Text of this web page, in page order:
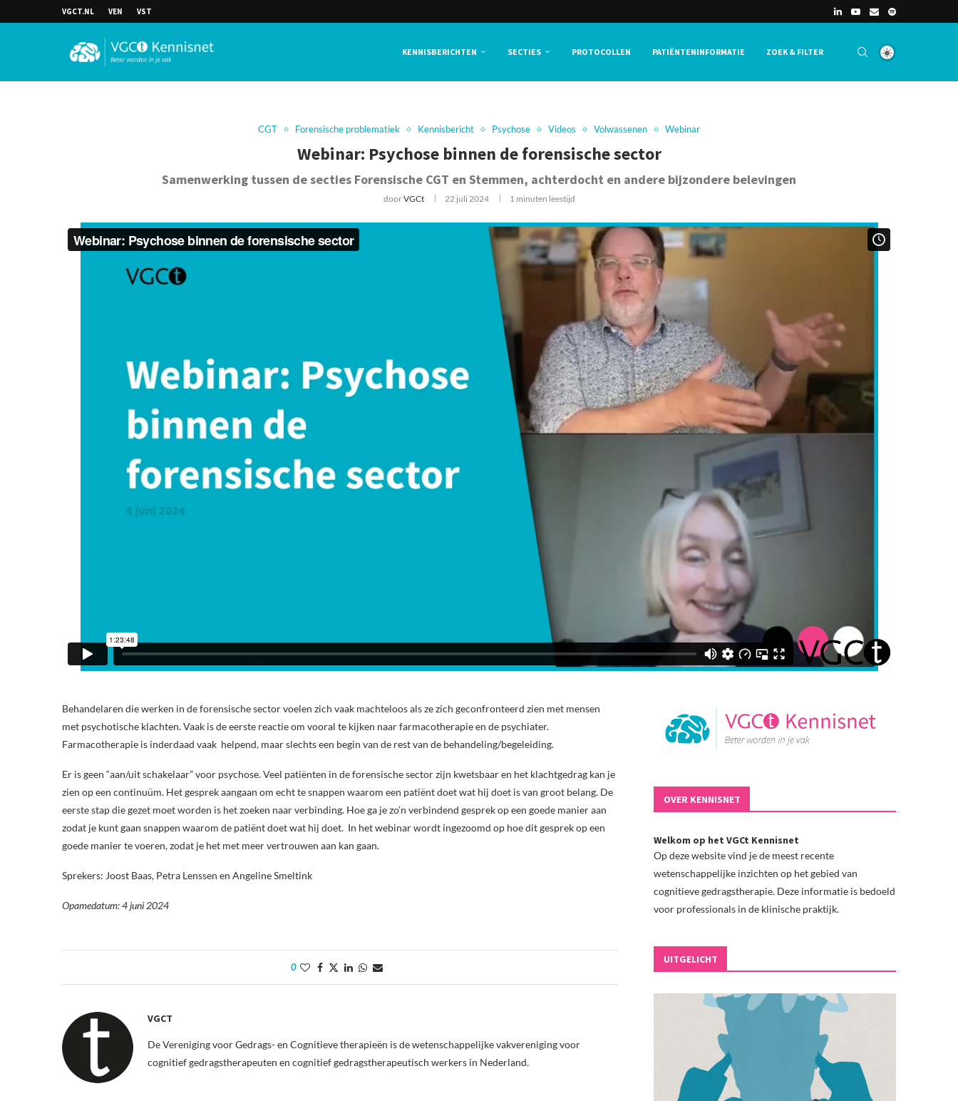
VGCT.NL VEN VST
KENNISBERICHTEN SECTIES PROTOCOLLEN PATIËNTENINFORMATIE ZOEK & FILTER
CGT Forensische problematiek Kennisbericht Psychose Videos Volwassenen Webinar
Webinar: Psychose binnen de forensische sector
Samenwerking tussen de secties Forensische CGT en Stemmen, achterdocht en andere bijzondere belevingen
doorVGCt 22 juli 2024 1 minuten leestijd
Behandelaren die werken in de forensische sector voelen zich vaak machteloos als ze zich geconfronteerd zien met mensen
met psychotische klachten. Vaak is de eerste reactie om vooral te kijken naar farmacotherapie en de psychiater.
Farmacotherapie is inderdaad vaak helpend, maar slechts een begin van de rest van de behandeling/begeleiding.
Er is geen “aan/uit schakelaar” voor psychose. Veel patiënten in de forensische sector zijn kwetsbaar en het klachtgedrag kan je
zien op een continuüm. Het gesprek aangaan om echt te snappen waarom een patiënt doet wat hij doet is van groot belang. De
eerste stap die gezet moet worden is het zoeken naar verbinding. Hoe ga je zo’n verbindend gesprek op een goede manier aan
zodat je kunt gaan snappen waarom de patiënt doet wat hij doet. In het webinar wordt ingezoomd op hoe dit gesprek op een
goede manier te voeren, zodat je het met meer vertrouwen aan kan gaan.
Sprekers: Joost Baas, Petra Lenssen en Angeline Smeltink
Opamedatum: 4 juni 2024
0
VGCT
De Vereniging voor Gedrags- en Cognitieve therapieën is de wetenschappelijke vakvereniging voor
cognitief gedragstherapeuten en cognitief gedragstherapeutisch werkers in Nederland.
OVER KENNISNET
Welkom op het VGCt Kennisnet
Op deze website vind je de meest recente
wetenschappelijke inzichten op het gebied van
cognitieve gedragstherapie. Deze informatie is bedoeld
voor professionals in de klinische praktijk.
UITGELICHT